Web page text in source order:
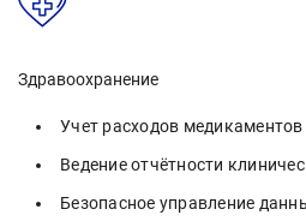
Здравоохранение
Учет расходов медикаментов
Ведение отчётности
Безопасное управление